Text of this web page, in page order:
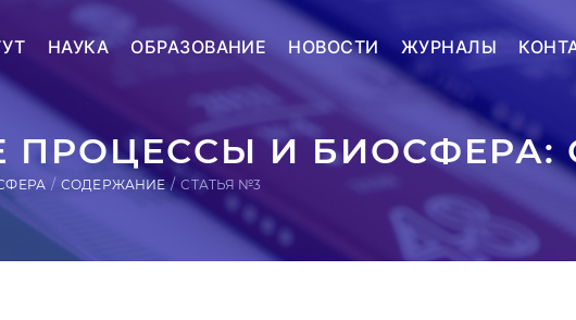
НАУКА ОБРАЗОВАНИЕ НОВОСТИ ЖУРНАЛЫ
ПРОЦЕССЫ И БИОСФЕРА:
СОДЕРЖАНИЕ СТАТЬЯ №3